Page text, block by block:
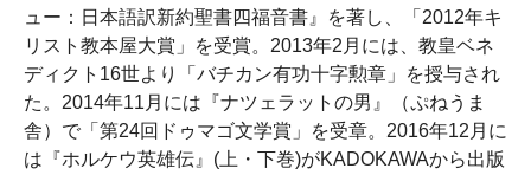
ュー：日本語訳新約聖書四福音書』を著し、「2012年キ
リスト教本屋大賞」を受賞。2013年2月には、教皇ベネ
ディクト16世より「バチカン有功十字勲章」を授与され
た。2014年11月には『ナツェラットの男』（ぷねうま
舎）で「第24回ドゥマゴ文学賞」を受章。2016年12月に
は『ホルケウ英雄伝』(上・下巻)がKADOKAWAから出版